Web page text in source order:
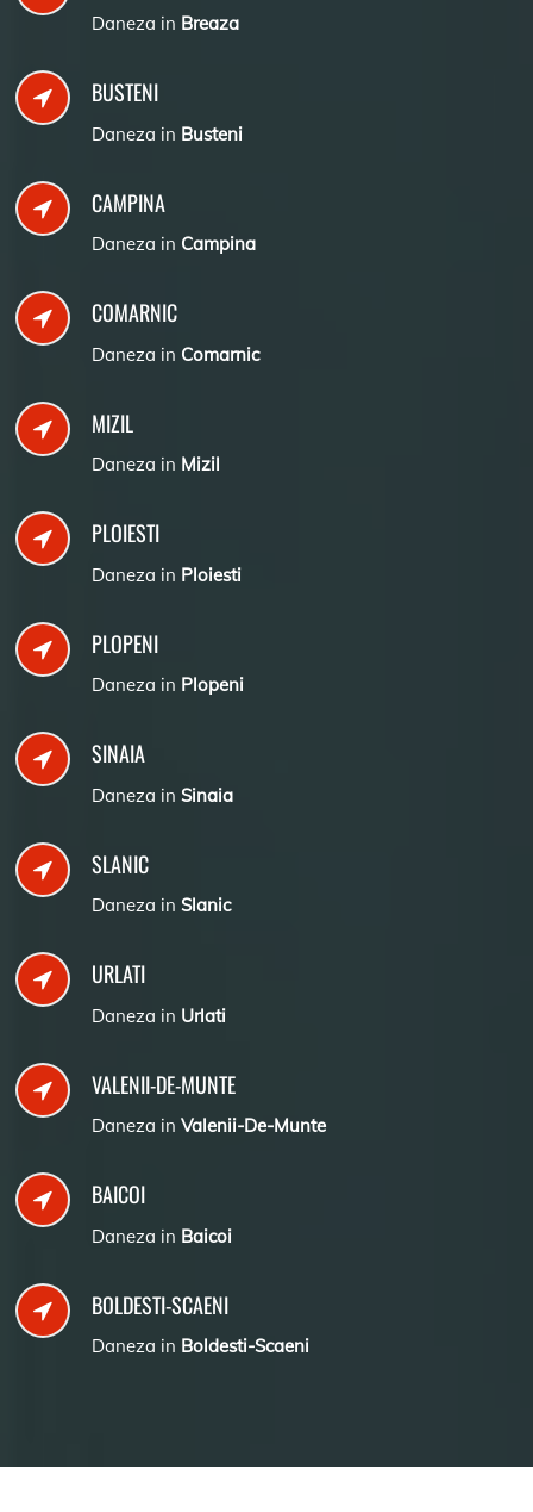
Daneza in Breaza
BUSTENI
Daneza in Busteni
CAMPINA
Daneza in Campina
COMARNIC
Daneza in Comarnic
MIZIL
Daneza in Mizil
PLOIESTI
Daneza in Ploiesti
PLOPENI
Daneza in Plopeni
SINAIA
Daneza in Sinaia
SLANIC
Daneza in Slanic
URLATI
Daneza in Urlati
VALENII-DE-MUNTE
Daneza in Valenii-De-Munte
BAICOI
Daneza in Baicoi
BOLDESTI-SCAENI
Daneza in Boldesti-Scaeni